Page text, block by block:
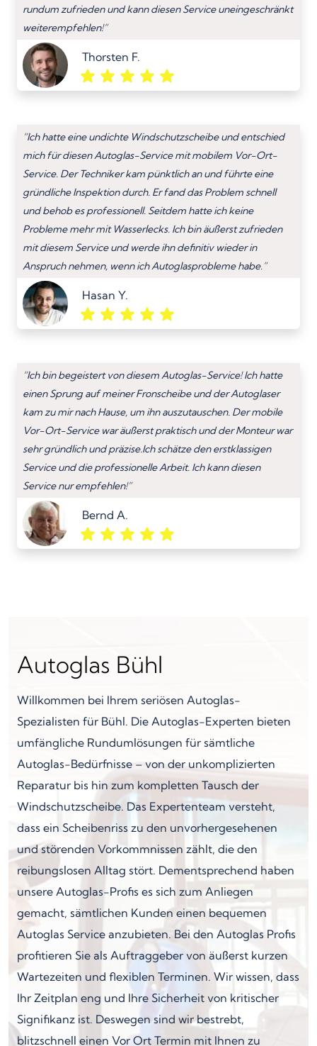
rundum zufrieden und kann diesen Service uneingeschränkt
weiterempfehlen!”
Thorsten F.
“Ich hatte eine undichte Windschutzscheibe und entschied
mich für diesen Autoglas-Service mit mobilem Vor-Ort-
Service. Der Techniker kam pünktlich an und führte eine
gründliche Inspektion durch. Er fand das Problem schnell
und behob es professionell. Seitdem hatte ich keine
Probleme mehr mit Wasserlecks. Ich bin äußerst zufrieden
mit diesem Service und werde ihn definitiv wieder in
Anspruch nehmen, wenn ich Autoglasprobleme habe.”
Hasan Y.
“Ich bin begeistert von diesem Autoglas-Service! Ich hatte
einen Sprung auf meiner Fronscheibe und der Autoglaser
kam zu mir nach Hause, um ihn auszutauschen. Der mobile
Vor-Ort-Service war äußerst praktisch und der Monteur war
sehr gründlich und präzise.Ich schätze den erstklassigen
Service und die professionelle Arbeit. Ich kann diesen
Service nur empfehlen!”
Bernd A.
Autoglas Bühl
Willkommen bei Ihrem seriösen Autoglas-
Spezialisten für Bühl. Die Autoglas-Experten bieten
umfängliche Rundumlösungen für sämtliche
Autoglas-Bedürfnisse – von der unkomplizierten
Reparatur bis hin zum kompletten Tausch der
Windschutzscheibe. Das Expertenteam versteht,
dass ein Scheibenriss zu den unvorhergesehenen
und störenden Vorkommnissen zählt, die den
reibungslosen Alltag stört. Dementsprechend haben
unsere Autoglas-Profis es sich zum Anliegen
gemacht, sämtlichen Kunden einen bequemen
Autoglas Service anzubieten. Bei den Autoglas Profis
profitieren Sie als Auftraggeber von äußerst kurzen
Wartezeiten und flexiblen Terminen. Wir wissen, dass
Ihr Zeitplan eng und Ihre Sicherheit von kritischer
Signifikanz ist. Deswegen sind wir bestrebt,
blitzschnell einen Vor Ort Termin mit Ihnen zu